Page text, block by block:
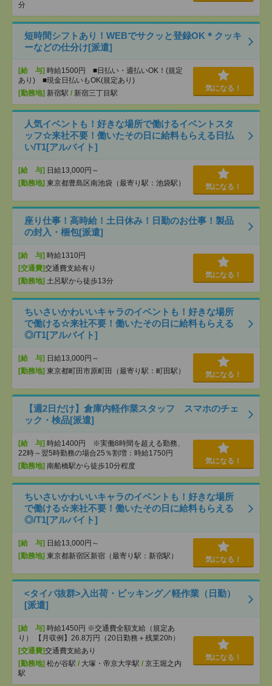
分
短時間シフトあり！WEBでサクッと登録OK＊クッキ
ーなどの仕分け[派遣]
[給 与] 時給1500円 ■日払い・週払いOK！(規定
あり) ■現金日払いもOK(規定あり)
[勤務地] 新宿駅 / 新宿三丁目駅
気になる！
人気イベントも！好きな場所で働けるイベントスタ
ッフ☆来社不要！働いたその日に給料もらえる日払
い/T1[アルバイト]
[給 与] 日給13,000円～
[勤務地] 東京都豊島区南池袋（最寄り駅：池袋駅） 気になる！
座り仕事！高時給！土日休み！日勤のお仕事！製品
の封入・梱包[派遣]
[給 与] 時給1310円
[交通費]交通費支給有り
[勤務地] 土呂駅から徒歩13分
気になる！
ちいさいかわいいキャラのイベントも！好きな場所
で働ける☆来社不要！働いたその日に給料もらえる
◎/T1[アルバイト]
[給 与] 日給13,000円～
[勤務地] 東京都町田市原町田（最寄り駅：町田駅） 気になる！
【週2日だけ】倉庫内軽作業スタッフ スマホのチェ
ック・検品[派遣]
[給 与] 時給1400円 ※実働8時間を超える勤務、
22時～翌5時勤務の場合25％割増：時給1750円
[勤務地] 南船橋駅から徒歩10分程度
気になる！
ちいさいかわいいキャラのイベントも！好きな場所
で働ける☆来社不要！働いたその日に給料もらえる
◎/T1[アルバイト]
[給 与] 日給13,000円～
[勤務地] 東京都新宿区新宿（最寄り駅：新宿駅） 気になる！
<タイパ抜群>入出荷・ピッキング／軽作業（日勤）
[派遣]
[給 与] 時給1450円 ※交通費全額支給（規定あ
り） 【月収例】26.8万円（20日勤務＋残業20h）
[交通費]交通費支給あり
[勤務地] 松が谷駅 / 大塚・帝京大学駅 / 京王堀之内
駅
気になる！